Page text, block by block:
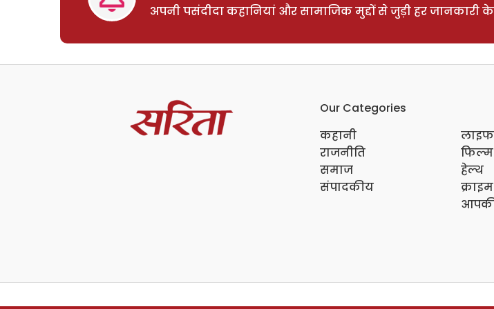
अपनी पसंदीदा कहानियां और सामाजिक मुद्दों से जुड़ी हर जानकारी
Our Categories
कहानी
राजनीति
समाज
संपादकीय
फिल्म
हेल्थ
क्राइम